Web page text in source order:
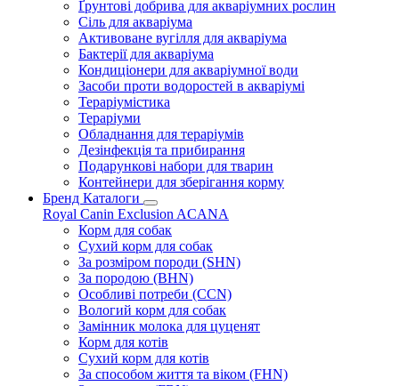
Ґрунтові добрива для акваріумних рослин
Сіль для акваріума
Активоване вугілля для акваріума
Бактерії для акваріума
Кондиціонери для акваріумної води
Засоби проти водоростей в акваріумі
Тераріумістика
Тераріуми
Обладнання для тераріумів
Дезінфекція та прибирання
Подарункові набори для тварин
Контейнери для зберігання корму
Бренд Каталоги
Royal Canin Exclusion ACANA
Корм для собак
Сухий корм для собак
За розміром породи (SHN)
За породою (BHN)
Особливі потреби (CCN)
Вологий корм для собак
Замінник молока для цуценят
Корм для котів
Сухий корм для котів
За способом життя та віком (FHN)